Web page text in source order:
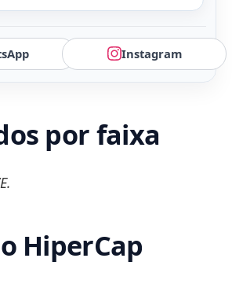
Instagram
por faixa
HiperCap